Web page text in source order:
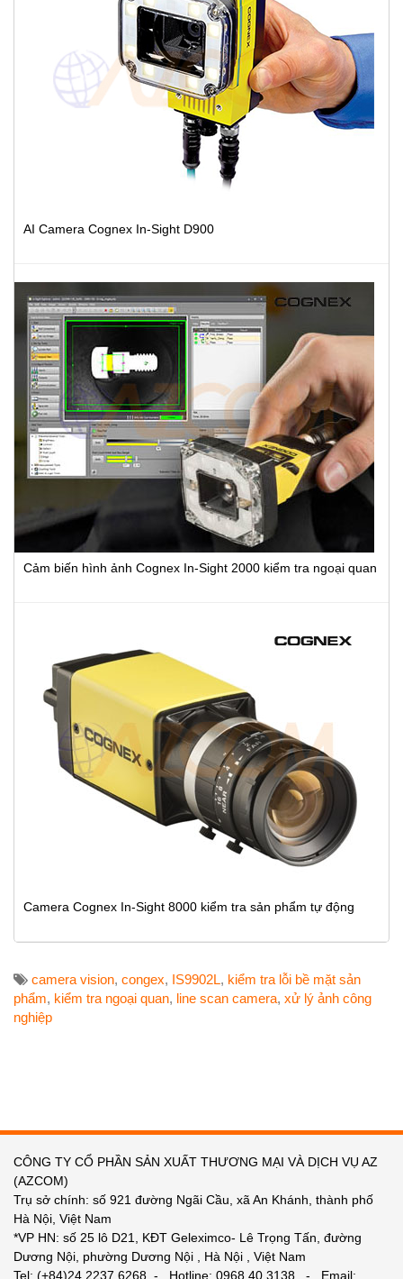
AI Camera Cognex In-Sight D900
Cảm biến hình ảnh Cognex In-Sight 2000 kiểm tra ngoại quan
Camera Cognex In-Sight 8000 kiểm tra sản phẩm tự động
camera vision, congex, IS9902L, kiểm tra lỗi bề mặt sản
phẩm, kiểm tra ngoại quan, line scan camera, xử lý ảnh công
nghiệp
CÔNG TY CỔ PHẦN SẢN XUẤT THƯƠNG MẠI VÀ DỊCH VỤ AZ
(AZCOM)
Trụ sở chính: số 921 đường Ngãi Cầu, xã An Khánh, thành phố
Hà Nội, Việt Nam
*VP HN: số 25 lô D21, KĐT Geleximco- Lê Trọng Tấn, đường
Dương Nội, phường Dương Nội , Hà Nội , Việt Nam
Tel: (+84)24.2237.6268 - Hotline: 0968.40.3138 - Email: